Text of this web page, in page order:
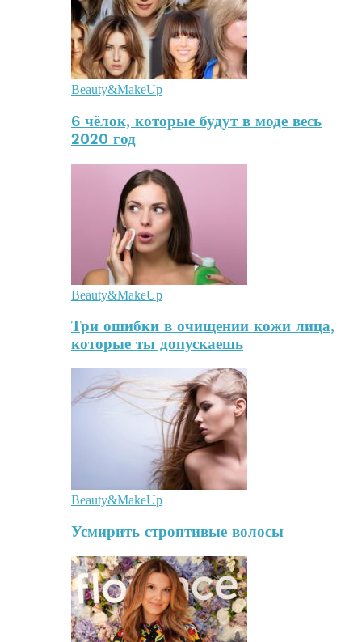
Beauty&MakeUp
6 чёлок, которые будут в моде весь
2020 год
Beauty&MakeUp
Три ошибки в очищении кожи лица,
которые ты допускаешь
Beauty&MakeUp
Усмирить строптивые волосы